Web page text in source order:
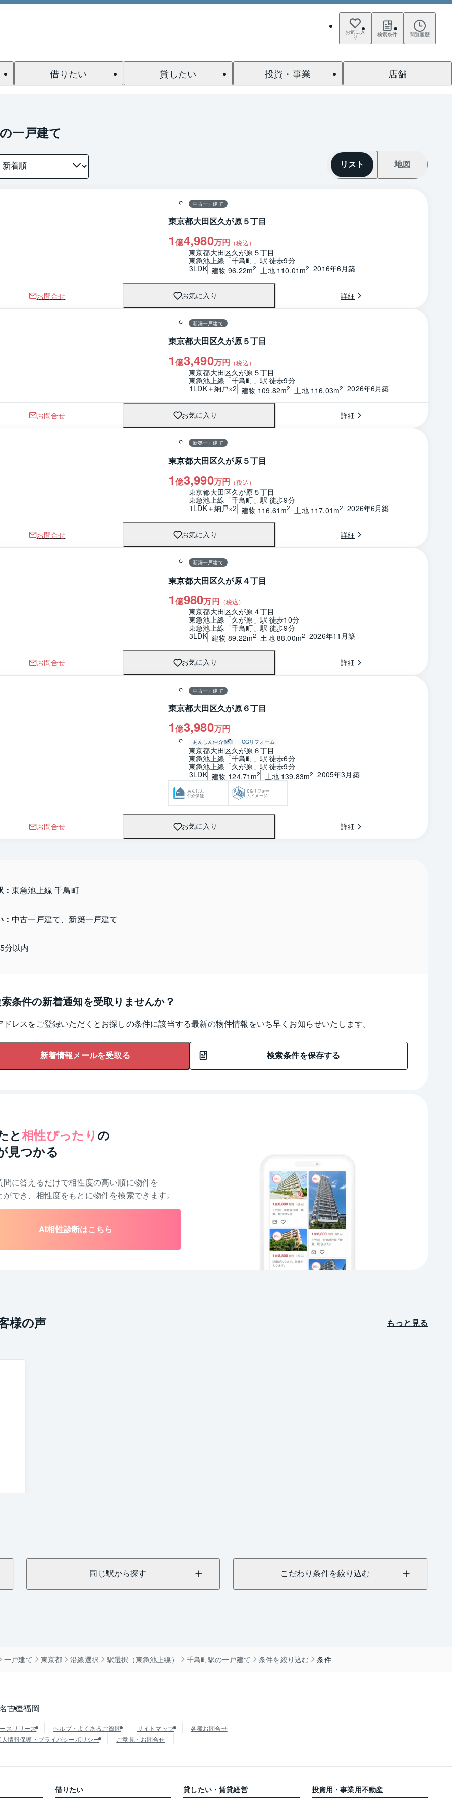
お気に入
り 検索条件 閲覧履歴
借りたい 貸したい 投資・事業 店舗
一戸建て
リスト 地図
1 / 0
中古一戸建て
東京都大田区久が原５丁目
1億4,980万円 （税込）
東京都大田区久が原５丁目
東急池上線「千鳥町」駅 徒歩9分
3LDK 建物 96.22m2 土地 110.01m2 2016年6月築
お問合せ お気に入り 詳細
新築一戸建て
東京都大田区久が原５丁目
1億3,490万円 （税込）
東京都大田区久が原５丁目
東急池上線「千鳥町」駅 徒歩9分
1LDK＋納戸×2 建物 109.82m2 土地 116.03m2 2026年6月築
お問合せ お気に入り 詳細
新築一戸建て
東京都大田区久が原５丁目
1億3,990万円 （税込）
東京都大田区久が原５丁目
東急池上線「千鳥町」駅 徒歩9分
1LDK＋納戸×2 建物 116.61m2 土地 117.01m2 2026年6月築
お問合せ お気に入り 詳細
新築一戸建て
東京都大田区久が原４丁目
1億980万円 （税込）
東京都大田区久が原４丁目
東急池上線「久が原」駅 徒歩10分
東急池上線「千鳥町」駅 徒歩9分
3LDK 建物 89.22m2 土地 88.00m2 2026年11月築
お問合せ お気に入り 詳細
中古一戸建て
東京都大田区久が原６丁目
1億3,980万円
あんしん仲介保証 CGリフォーム
東京都大田区久が原６丁目
東急池上線「千鳥町」駅 徒歩6分
東急池上線「久が原」駅 徒歩9分
3LDK 建物 124.71m2 土地 139.83m2 2005年3月築
あんしん
仲介保証
CGリフォー
ムイメージ
お問合せ お気に入り 詳細
東急池上線 千鳥町
中古一戸建て、新築一戸建て
分以内
条件の新着通知を受取りませんか？
ドレスをご登録いただくとお探しの条件に該当する最新の物件情報をいち早くお知らせいたします。
新着情報メールを受取る 検索条件を保存する
と相性ぴったり の
見つかる
問に答えるだけで相性度の高い順に物件を
でき、相性度をもとに物件を検索できます。
AI相性診断はこちら
様の声 もっと見る
同じ駅から探す こだわり条件を絞り込む
一戸建て 東京都 沿線選択 駅選択（東急池上線） 千鳥町駅の一戸建て 条件を絞り込む 条件
古屋福岡
スリリース ヘルプ・よくあるご質問 サイトマップ
各種お問合せ
人情報保護・プライバシーポリシー
ご意見・お問合せ
借りたい 貸したい・賃貸経営 投資用・事業用不動産